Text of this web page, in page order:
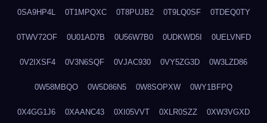
0SA9HP4L 0T1MPQXC 0T8PUJB2 0T9LQ0SF 0TDEQ0TY
0TWV72OF 0U01AD7B 0U56W7B0 0UDKWD5I 0UELVNFD
0V2IXSF4 0V3N6SQF 0VJAC930 0VY5ZG3D 0W3LZD86
0W58MBQO 0W5D86N5 0W8SOPXW 0WY1BFPQ
0X4GG1J6 0XAANC43 0XI05VVT 0XLR0SZZ 0XW3VGXD